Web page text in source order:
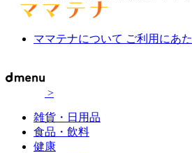
ママテナについて ご利用にあ
>
雑貨・日用品
食品・飲料
健康